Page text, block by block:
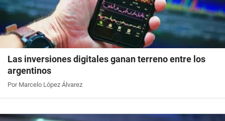
Las inversiones digitales ganan terreno entre los
argentinos
Por Marcelo López Álvarez